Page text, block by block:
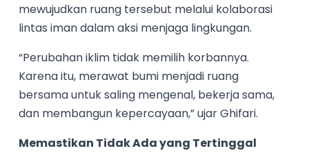
mewujudkan ruang tersebut melalui kolaborasi
lintas iman dalam aksi menjaga lingkungan.
“Perubahan iklim tidak memilih korbannya.
Karena itu, merawat bumi menjadi ruang
bersama untuk saling mengenal, bekerja sama,
dan membangun kepercayaan,” ujar Ghifari.
Memastikan Tidak Ada yang Tertinggal